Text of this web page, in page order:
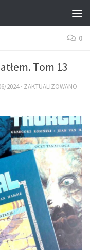
0
Tom 13
2024· ZAKTUALIZOWANO